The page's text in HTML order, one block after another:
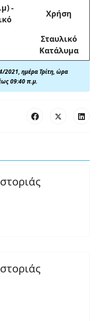
-
Χρήση
Σταυλικό
Κατάλυμα
2021, ημέρα Τρίτη, ώρα
09:40 π.μ.